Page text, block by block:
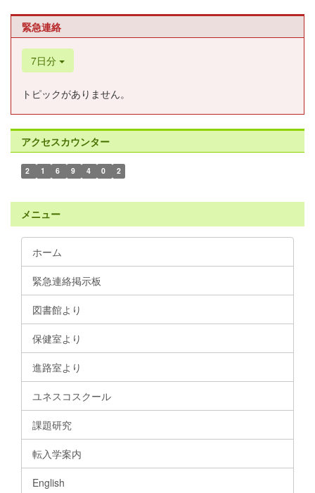
緊急連絡
7日分
トピックがありません。
アクセスカウンター
2 1 6 9 4 0 2
メニュー
ホーム
緊急連絡掲示板
図書館より
保健室より
進路室より
ユネスコスクール
課題研究
転入学案内
English